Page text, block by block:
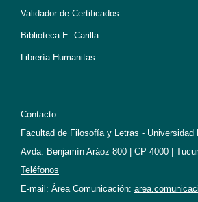
Validador de Certificados
Biblioteca E. Carilla
Librería Humanitas
Contacto
Facultad de Filosofía y Letras - Universidad
Avda. Benjamín Aráoz 800 | CP 4000 |
Teléfonos
E-mail: Área Comunicación: